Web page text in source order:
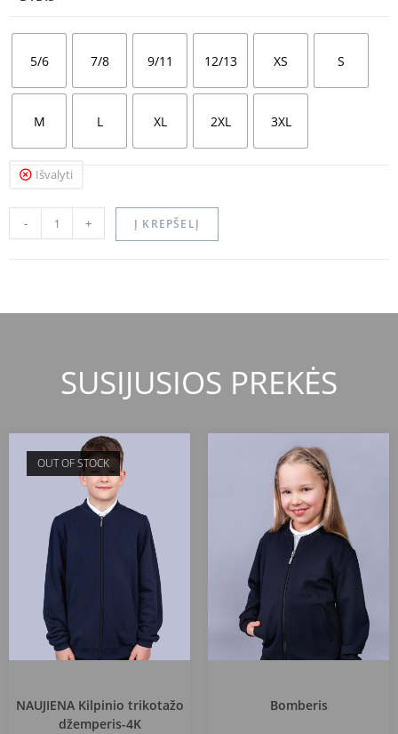
5/6 7/8 9/11 12/13 XS S
M L XL 2XL 3XL
Išvalyti
- + Į KREPŠELĮ
SUSIJUSIOS PREKĖS
OUT OF STOCK
NAUJIENA Kilpinio trikotažo
džemperis-4K
Bomberis